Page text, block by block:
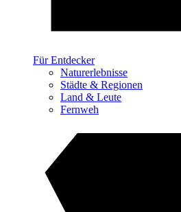
Für Entdecker
Naturerlebnisse
Städte & Regionen
Land & Leute
Fernweh